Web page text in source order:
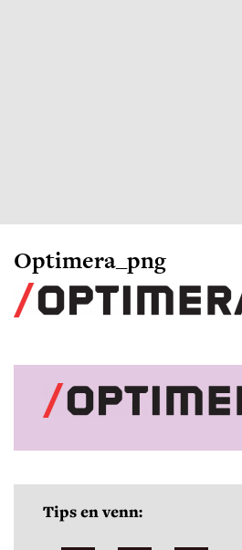
Optimera_png
Tips en venn: